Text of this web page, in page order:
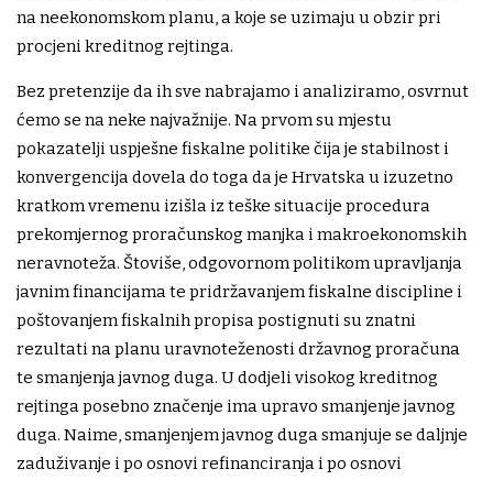
na neekonomskom planu, a koje se uzimaju u obzir pri
procjeni kreditnog rejtinga.
Bez pretenzije da ih sve nabrajamo i analiziramo, osvrnut
ćemo se na neke najvažnije. Na prvom su mjestu
pokazatelji uspješne fiskalne politike čija je stabilnost i
konvergencija dovela do toga da je Hrvatska u izuzetno
kratkom vremenu izišla iz teške situacije procedura
prekomjernog proračunskog manjka i makroekonomskih
neravnoteža. Štoviše, odgovornom politikom upravljanja
javnim financijama te pridržavanjem fiskalne discipline i
poštovanjem fiskalnih propisa postignuti su znatni
rezultati na planu uravnoteženosti državnog proračuna
te smanjenja javnog duga. U dodjeli visokog kreditnog
rejtinga posebno značenje ima upravo smanjenje javnog
duga. Naime, smanjenjem javnog duga smanjuje se daljnje
zaduživanje i po osnovi refinanciranja i po osnovi